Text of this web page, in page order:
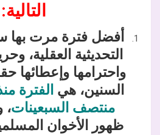
التالية:
أفضل فترة مرت بها
التحديثية العقلية،
واحترامها وإعطائها
السنين، هي الفترة
منتصف السبعينات،
ظهور الأخوان